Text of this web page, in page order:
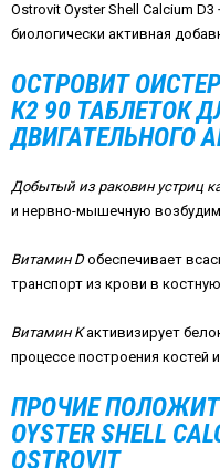
Ostrovit Oyster Shell Calcium
биологически активная
ОСТРОВИТ
К2 90 ТАБЛЕТОК
ДВИГАТЕЛЬНОГО
Добытый из раковин устриц
и нервно-мышечную
Витамин Dобеспечивает
транспорт из крови в
ВитаминKактивизирует
процессе построения костей
ПРОЧИЕ
OYSTER SHELL
OSTROVIT